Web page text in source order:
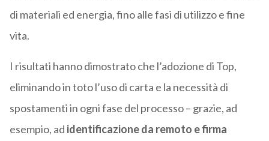
di materiali ed energia, fino alle fasi di utilizzo e fine
vita.
I risultati hanno dimostrato che l’adozione di Top,
eliminando in toto l’uso di carta e la necessità di
spostamenti in ogni fase del processo – grazie, ad
esempio, ad identificazione da remoto e firma